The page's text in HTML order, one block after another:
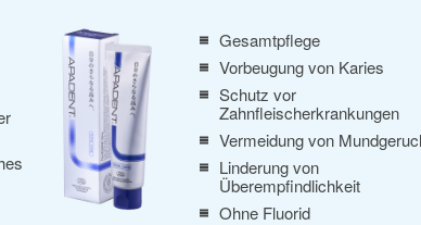
Gesamtpflege
Vorbeugung von Karies
Schutz vor
Zahnfleischerkrankungen
Vermeidung von
Linderung von
Überempfindlichkeit
Ohne Fluorid